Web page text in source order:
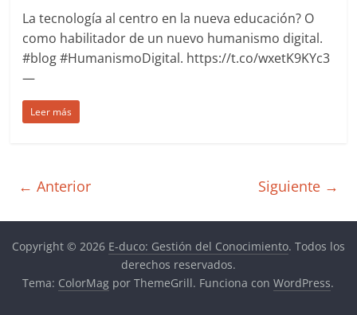
La tecnología al centro en la nueva educación? O
como habilitador de un nuevo humanismo digital.
#blog #HumanismoDigital. https://t.co/wxetK9KYc3
—
Leer más
← Anterior Siguiente →
Copyright © 2026 E-duco: Gestión del Conocimiento. Todos los
derechos reservados.
Tema: ColorMag por ThemeGrill. Funciona conWordPress.